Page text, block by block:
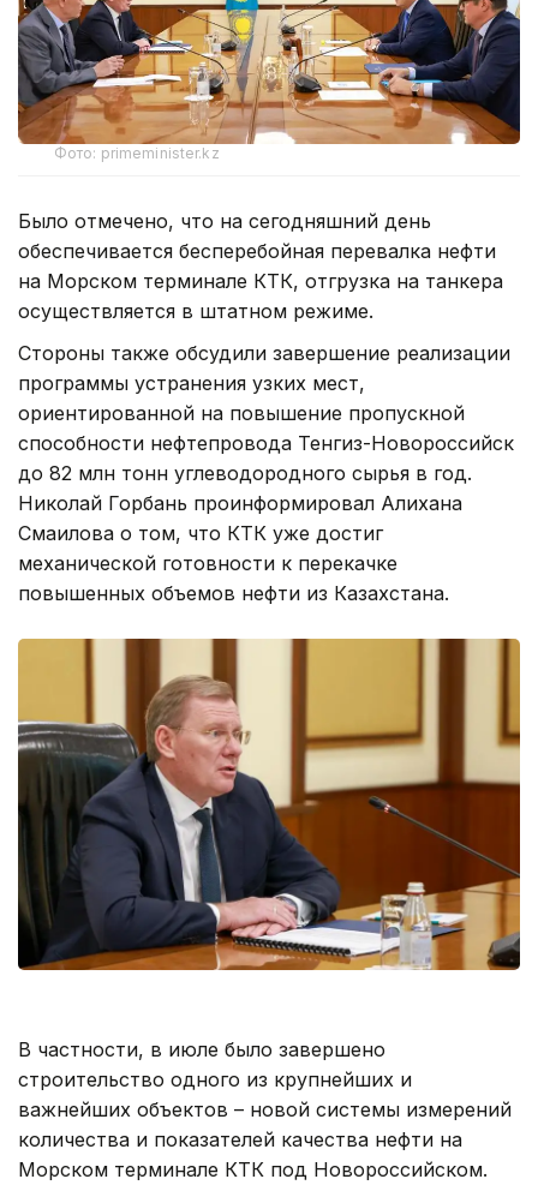
Фото: primeminister.kz
Было отмечено, что на сегодняшний день
обеспечивается бесперебойная перевалка нефти
на Морском терминале КТК, отгрузка на танкера
осуществляется в штатном режиме.
Стороны также обсудили завершение реализации
программы устранения узких мест,
ориентированной на повышение пропускной
способности нефтепровода Тенгиз-Новороссийск
до 82 млн тонн углеводородного сырья в год.
Николай Горбань проинформировал Алихана
Смаилова о том, что КТК уже достиг
механической готовности к перекачке
повышенных объемов нефти из Казахстана.
В частности, в июле было завершено
строительство одного из крупнейших и
важнейших объектов – новой системы измерений
количества и показателей качества нефти на
Морском терминале КТК под Новороссийском.